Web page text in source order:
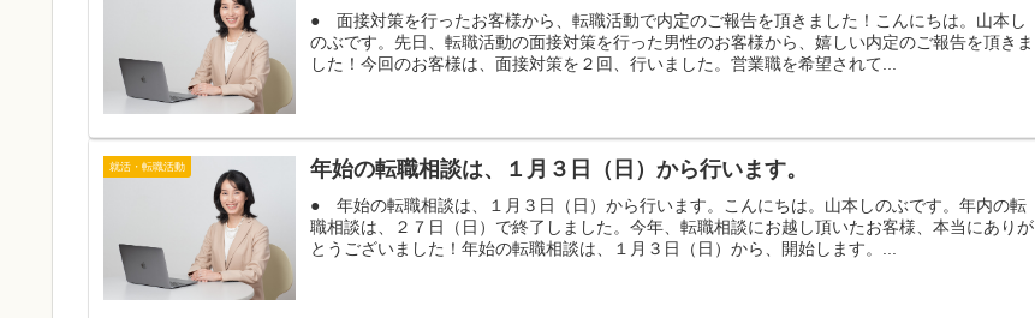
● 面接対策を行ったお客様から、転職活動で内定のご報告を頂きました！こんにちは。山本し
のぶです。先日、転職活動の面接対策を行った男性のお客様から、嬉しい内定のご報告を頂きま
した！今回のお客様は、面接対策を２回、行いました。営業職を希望されて...
就活・転職活動 年始の転職相談は、１月３日（日）から行います。
● 年始の転職相談は、１月３日（日）から行います。こんにちは。山本しのぶです。年内の転
職相談は、２７日（日）で終了しました。今年、転職相談にお越し頂いたお客様、本当にありが
とうございました！年始の転職相談は、１月３日（日）から、開始します。...